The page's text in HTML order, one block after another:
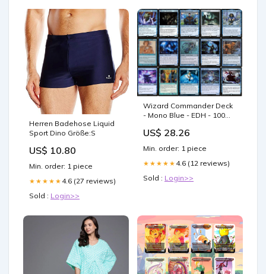
Herren Badehose Liquid
Sport Dino Größe:S
US$ 10.80
Min. order: 1 piece
★★★★★ 4.6 (27 reviews)
Sold : Login>>
Wizard Commander Deck
- Mono Blue - EDH - 100
Gathering Deck
US$ 28.26
Min. order: 1 piece
★★★★★ 4.6 (12 reviews)
Sold : Login>>